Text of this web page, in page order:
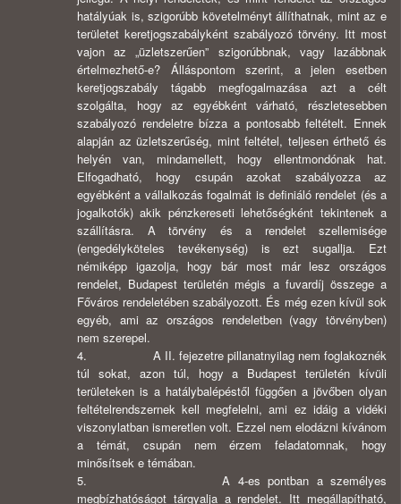
hatályúak is, szigorúbb követelményt állíthatnak, mint az e
területet keretjogszabályként szabályozó törvény. Itt most
vajon az „üzletszerűen” szigorúbbnak, vagy lazábbnak
értelmezhető-e? Álláspontom szerint, a jelen esetben
keretjogszabály tágabb megfogalmazása azt a célt
szolgálta, hogy az egyébként várható, részletesebben
szabályozó rendeletre bízza a pontosabb feltételt. Ennek
alapján az üzletszerűség, mint feltétel, teljesen érthető és
helyén van, mindamellett, hogy ellentmondónak hat.
Elfogadható, hogy csupán azokat szabályozza az
egyébként a vállalkozás fogalmát is definiáló rendelet (és a
jogalkotók) akik pénzkereseti lehetőségként tekintenek a
szállításra. A törvény és a rendelet szellemisége
(engedélyköteles tevékenység) is ezt sugallja. Ezt
némiképp igazolja, hogy bár most már lesz országos
rendelet, Budapest területén mégis a fuvardíj összege a
Főváros rendeletében szabályozott. És még ezen kívül sok
egyéb, ami az országos rendeletben (vagy törvényben)
nem szerepel.
4. A II. fejezetre pillanatnyilag nem foglakoznék
túl sokat, azon túl, hogy a Budapest területén kívüli
területeken is a hatálybalépéstől függően a jövőben olyan
feltételrendszernek kell megfelelni, ami ez idáig a vidéki
viszonylatban ismeretlen volt. Ezzel nem elodázni kívánom
a témát, csupán nem érzem feladatomnak, hogy
minősítsek e témában.
5. A 4-es pontban a személyes
megbízhatóságot tárgyalja a rendelet. Itt megállapítható,